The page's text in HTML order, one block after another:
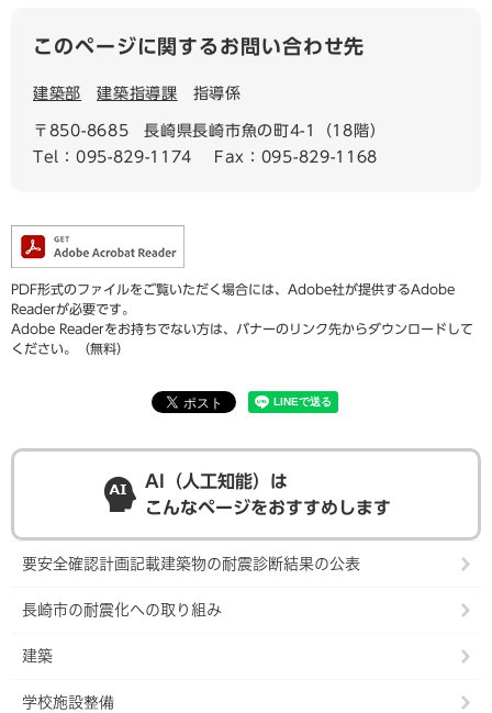
このページに関するお問い合わせ先
建築部 建築指導課 指導係
〒850-8685
長崎県長崎市魚の町4-1（18階）
Tel：095-829-1174
Fax：095-829-1168
PDF形式のファイルをご覧いただく場合には、Adobe社が提供するAdobe
Readerが必要です。
Adobe Readerをお持ちでない方は、バナーのリンク先からダウンロードして
ください。（無料）
AI（人工知能）は
こんなページをおすすめします
要安全確認計画記載建築物の耐震診断結果の公表
長崎市の耐震化への取り組み
建築
学校施設整備